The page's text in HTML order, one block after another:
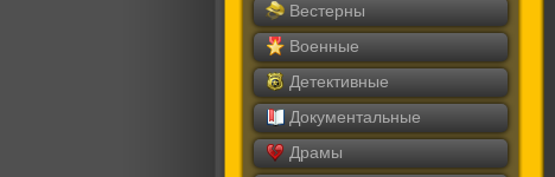
Вестерны
Военные
Детективные
Документальные
Драмы